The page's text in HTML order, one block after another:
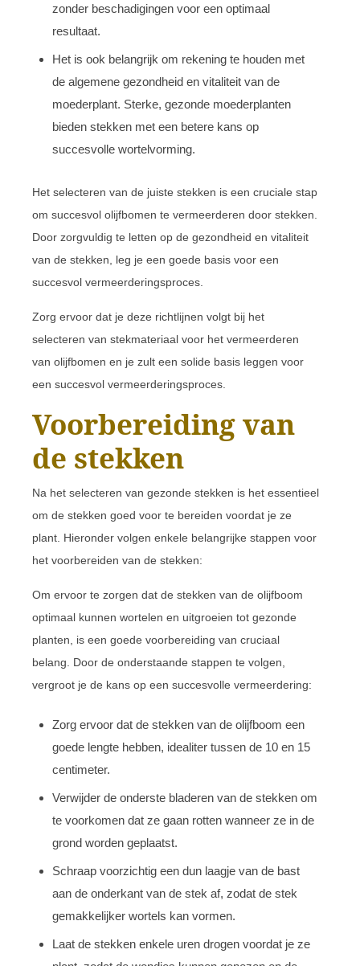
zonder beschadigingen voor een optimaal
resultaat.
Het is ook belangrijk om rekening te houden met
de algemene gezondheid en vitaliteit van de
moederplant. Sterke, gezonde moederplanten
bieden stekken met een betere kans op
succesvolle wortelvorming.
Het selecteren van de juiste stekken is een cruciale stap
om succesvol olijfbomen te vermeerderen door stekken.
Door zorgvuldig te letten op de gezondheid en vitaliteit
van de stekken, leg je een goede basis voor een
succesvol vermeerderingsproces.
Zorg ervoor dat je deze richtlijnen volgt bij het
selecteren van stekmateriaal voor het vermeerderen
van olijfbomen en je zult een solide basis leggen voor
een succesvol vermeerderingsproces.
Voorbereiding van
de stekken
Na het selecteren van gezonde stekken is het essentieel
om de stekken goed voor te bereiden voordat je ze
plant. Hieronder volgen enkele belangrijke stappen voor
het voorbereiden van de stekken:
Om ervoor te zorgen dat de stekken van de olijfboom
optimaal kunnen wortelen en uitgroeien tot gezonde
planten, is een goede voorbereiding van cruciaal
belang. Door de onderstaande stappen te volgen,
vergroot je de kans op een succesvolle vermeerdering:
Zorg ervoor dat de stekken van de olijfboom een
goede lengte hebben, idealiter tussen de 10 en 15
centimeter.
Verwijder de onderste bladeren van de stekken om
te voorkomen dat ze gaan rotten wanneer ze in de
grond worden geplaatst.
Schraap voorzichtig een dun laagje van de bast
aan de onderkant van de stek af, zodat de stek
gemakkelijker wortels kan vormen.
Laat de stekken enkele uren drogen voordat je ze